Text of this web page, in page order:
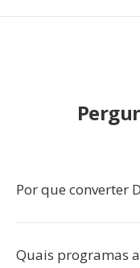
Por que converter
Quais programas